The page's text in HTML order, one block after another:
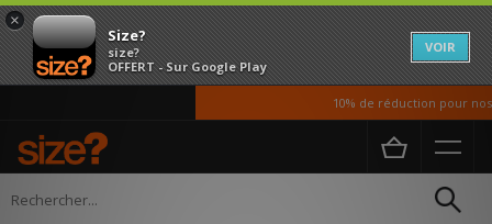
×
Size?
size?
OFFERT - Sur Google Play
VOIR
10% de réduction pour nos
Accueil Homme